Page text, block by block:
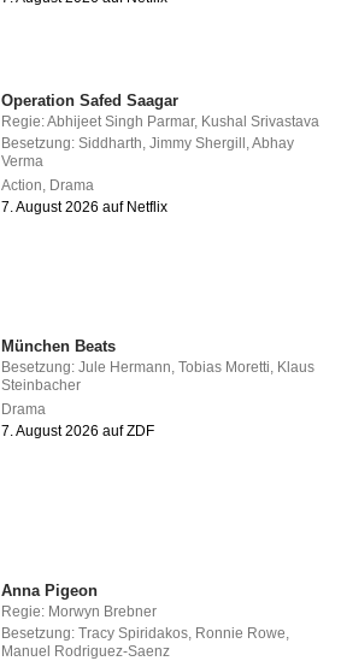
Operation Safed Saagar
Regie:Abhijeet Singh Parmar, Kushal Srivastava
Besetzung:Siddharth,Jimmy Shergill ,Abhay
Verma
Action, Drama
7. August 2026 auf Netflix
München Beats
Besetzung:Jule Hermann ,Tobias Moretti Klaus
Steinbacher
Drama
7. August 2026 auf ZDF
Anna Pigeon
Regie: Morwyn Brebner
Besetzung:Tracy Spiridakos, Ronnie Rowe,
Manuel Rodriguez-Saenz